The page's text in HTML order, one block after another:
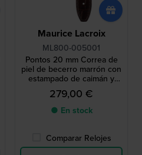
Maurice Lacroix
ML800-005001
Pontos 20 mm Correa de
piel de becerro marrón con
estampado de caimán y
logo plateado sin hebilla
279,00 €
● En stock
Comparar Relojes